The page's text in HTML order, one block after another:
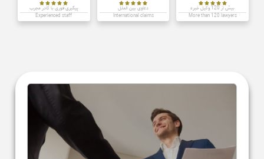





بیش از 120 وکیل خبره
More than 120 lawyers





دعاوی بین الملل
International claims





پیگیری فوری با کادر مجرب
Experienced staff